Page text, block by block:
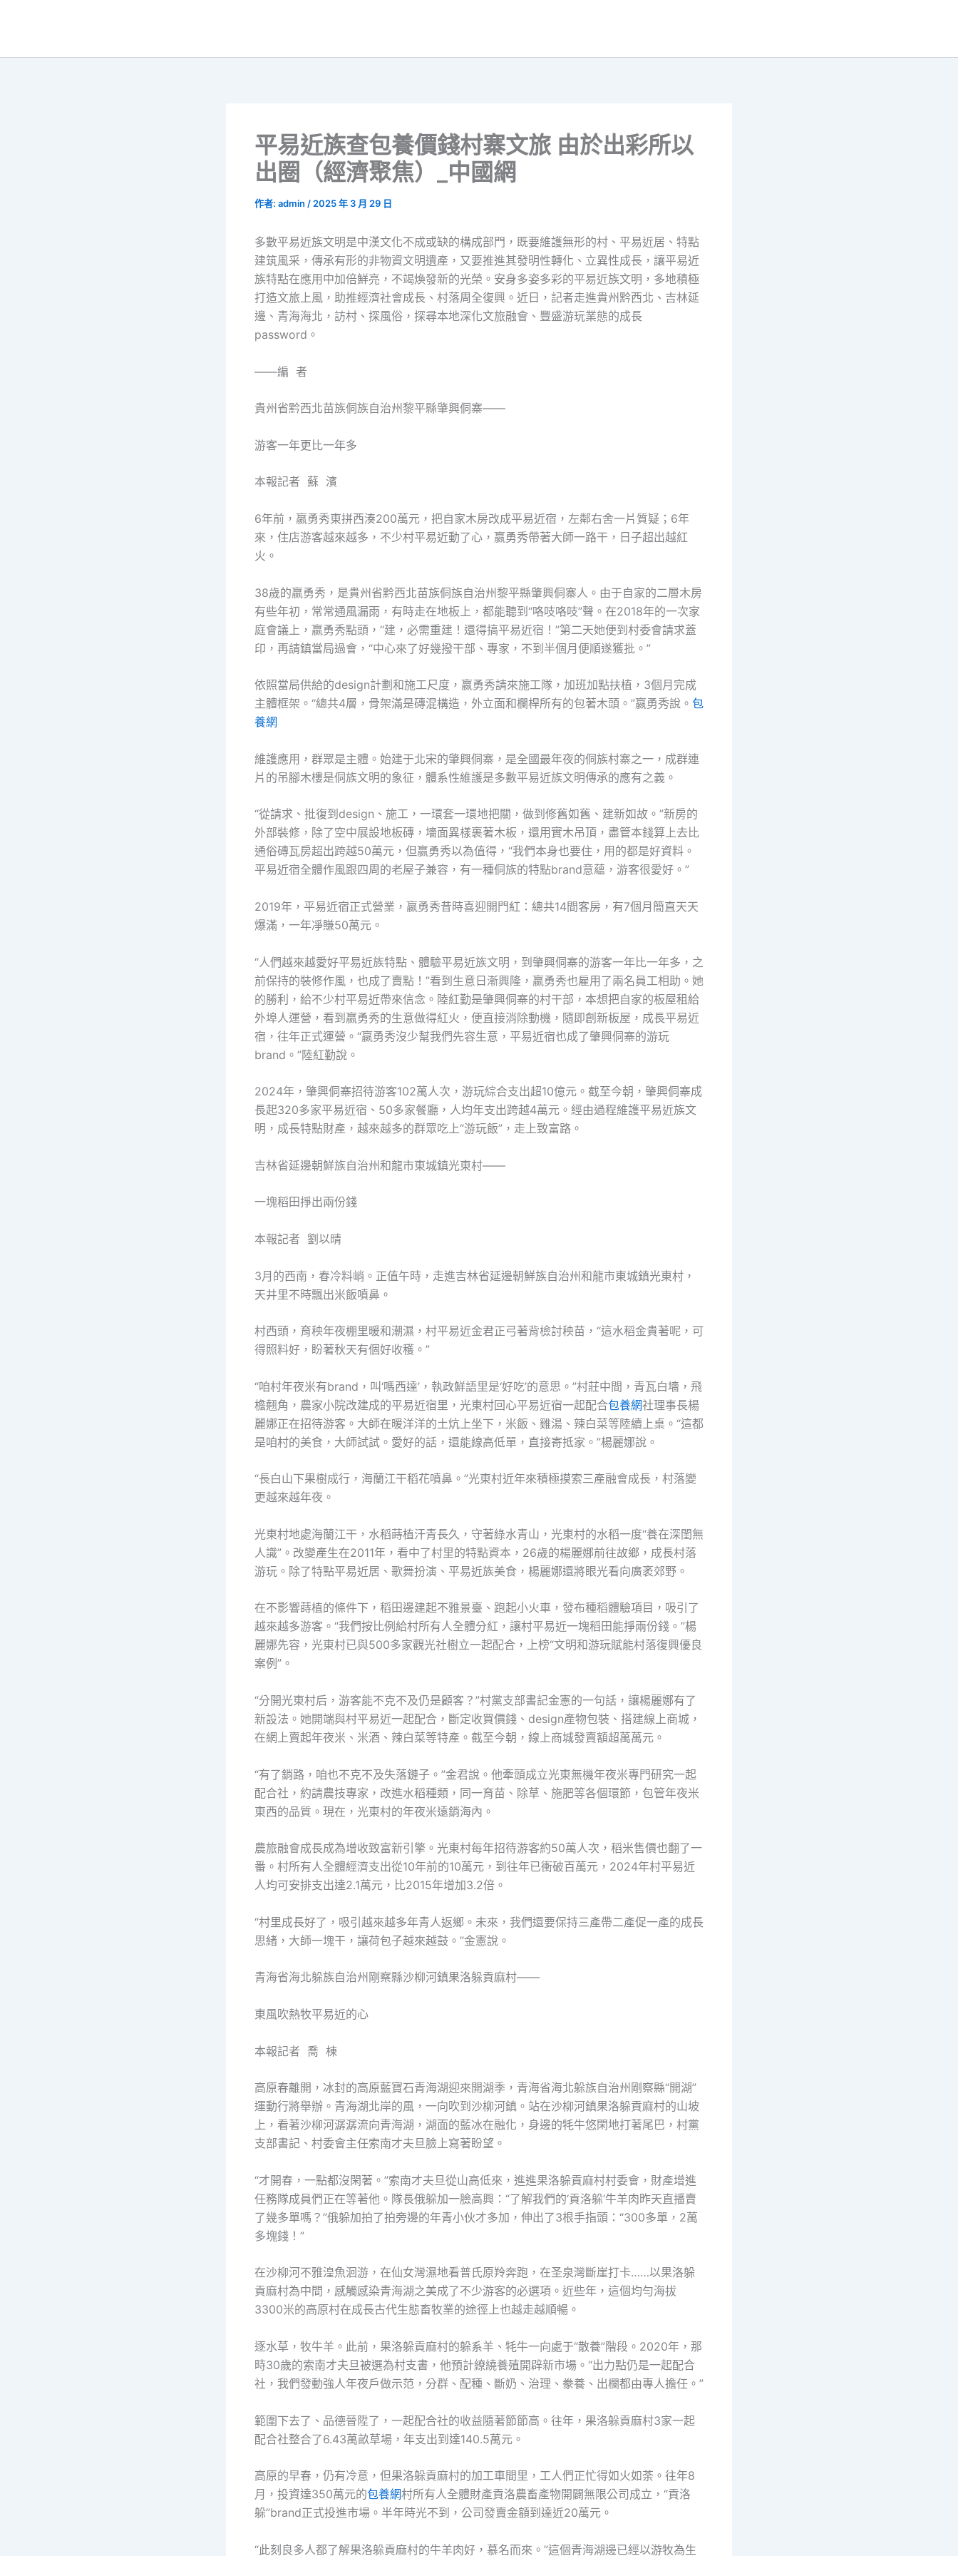
平易近族查包養價錢村寨文旅 由於出彩所以
出圈（經濟聚焦）_中國網
作者: admin / 2025 年 3 月 29 日
多數平易近族文明是中漢文化不成或缺的構成部門，既要維護無形的村、平易近居、特點
建筑風采，傳承有形的非物資文明遺產，又要推進其發明性轉化、立異性成長，讓平易近
族特點在應用中加倍鮮亮，不竭煥發新的光榮。安身多姿多彩的平易近族文明，多地積極
打造文旅上風，助推經濟社會成長、村落周全復興。近日，記者走進貴州黔西北、吉林延
邊、青海海北，訪村、探風俗，探尋本地深化文旅融會、豐盛游玩業態的成長
password。
——編 者
貴州省黔西北苗族侗族自治州黎平縣肇興侗寨——
游客一年更比一年多
本報記者 蘇 濱
6年前，嬴勇秀東拼西湊200萬元，把自家木房改成平易近宿，左鄰右舍一片質疑；6年
來，住店游客越來越多，不少村平易近動了心，嬴勇秀帶著大師一路干，日子超出越紅
火。
38歲的嬴勇秀，是貴州省黔西北苗族侗族自治州黎平縣肇興侗寨人。由于自家的二層木房
有些年初，常常通風漏雨，有時走在地板上，都能聽到“咯吱咯吱”聲。在2018年的一次家
庭會議上，嬴勇秀點頭，“建，必需重建！還得搞平易近宿！”第二天她便到村委會請求蓋
印，再請鎮當局過會，“中心來了好幾撥干部、專家，不到半個月便順遂獲批。”
依照當局供給的design計劃和施工尺度，嬴勇秀請來施工隊，加班加點扶植，3個月完成
主體框架。“總共4層，骨架滿是磚混構造，外立面和欄桿所有的包著木頭。”嬴勇秀說。 包
養網
維護應用，群眾是主體。始建于北宋的肇興侗寨，是全國最年夜的侗族村寨之一，成群連
片的吊腳木樓是侗族文明的象征，體系性維護是多數平易近族文明傳承的應有之義。
“從請求、批復到design、施工，一環套一環地把關，做到修舊如舊、建新如故。”新房的
外部裝修，除了空中展設地板磚，墻面異樣裹著木板，還用實木吊頂，盡管本錢算上去比
通俗磚瓦房超出跨越50萬元，但嬴勇秀以為值得，“我們本身也要住，用的都是好資料。
平易近宿全體作風跟四周的老屋子兼容，有一種侗族的特點brand意蘊，游客很愛好。”
2019年，平易近宿正式營業，嬴勇秀昔時喜迎開門紅：總共14間客房，有7個月簡直天天
爆滿，一年凈賺50萬元。
“人們越來越愛好平易近族特點、體驗平易近族文明，到肇興侗寨的游客一年比一年多，之
前保持的裝修作風，也成了賣點！”看到生意日漸興隆，嬴勇秀也雇用了兩名員工相助。她
的勝利，給不少村平易近帶來信念。陸紅勤是肇興侗寨的村干部，本想把自家的板屋租給
外埠人運營，看到嬴勇秀的生意做得紅火，便直接消除動機，隨即創新板屋，成長平易近
宿，往年正式運營。“嬴勇秀沒少幫我們先容生意，平易近宿也成了肇興侗寨的游玩
brand。”陸紅勤說。
2024年，肇興侗寨招待游客102萬人次，游玩綜合支出超10億元。截至今朝，肇興侗寨成
長起320多家平易近宿、50多家餐廳，人均年支出跨越4萬元。經由過程維護平易近族文
明，成長特點財產，越來越多的群眾吃上“游玩飯”，走上致富路。
吉林省延邊朝鮮族自治州和龍市東城鎮光東村——
一塊稻田掙出兩份錢
本報記者 劉以晴
3月的西南，春冷料峭。正值午時，走進吉林省延邊朝鮮族自治州和龍市東城鎮光東村，
天井里不時飄出米飯噴鼻。
村西頭，育秧年夜棚里暖和潮濕，村平易近金君正弓著背檢討秧苗，“這水稻金貴著呢，可
得照料好，盼著秋天有個好收穫。”
“咱村年夜米有brand，叫‘嗎西達’，執政鮮語里是‘好吃’的意思。”村莊中間，青瓦白墻，飛
檐翹角，農家小院改建成的平易近宿里，光東村回心平易近宿一起配合包養網社理事長楊
麗娜正在招待游客。大師在暖洋洋的土炕上坐下，米飯、雞湯、辣白菜等陸續上桌。“這都
是咱村的美食，大師試試。愛好的話，還能線高低單，直接寄抵家。”楊麗娜說。
“長白山下果樹成行，海蘭江干稻花噴鼻。”光東村近年來積極摸索三產融會成長，村落變
更越來越年夜。
光東村地處海蘭江干，水稻蒔植汗青長久，守著綠水青山，光東村的水稻一度“養在深閨無
人識”。改變產生在2011年，看中了村里的特點資本，26歲的楊麗娜前往故鄉，成長村落
游玩。除了特點平易近居、歌舞扮演、平易近族美食，楊麗娜還將眼光看向廣袤郊野。
在不影響蒔植的條件下，稻田邊建起不雅景臺、跑起小火車，發布種稻體驗項目，吸引了
越來越多游客。“我們按比例給村所有人全體分紅，讓村平易近一塊稻田能掙兩份錢。”楊
麗娜先容，光東村已與500多家觀光社樹立一起配合，上榜“文明和游玩賦能村落復興優良
案例”。
“分開光東村后，游客能不克不及仍是顧客？”村黨支部書記金憲的一句話，讓楊麗娜有了
新設法。她開端與村平易近一起配合，斷定收買價錢、design產物包裝、搭建線上商城，
在網上賣起年夜米、米酒、辣白菜等特產。截至今朝，線上商城發賣額超萬萬元。
“有了銷路，咱也不克不及失落鏈子。”金君說。他牽頭成立光東無機年夜米專門研究一起
配合社，約請農技專家，改進水稻種類，同一育苗、除草、施肥等各個環節，包管年夜米
東西的品質。現在，光東村的年夜米遠銷海內。
農旅融會成長成為增收致富新引擎。光東村每年招待游客約50萬人次，稻米售價也翻了一
番。村所有人全體經濟支出從10年前的10萬元，到往年已衝破百萬元，2024年村平易近
人均可安排支出達2.1萬元，比2015年增加3.2倍。
“村里成長好了，吸引越來越多年青人返鄉。未來，我們還要保持三產帶二產促一產的成長
思緒，大師一塊干，讓荷包子越來越鼓。”金憲說。
青海省海北躲族自治州剛察縣沙柳河鎮果洛躲貢麻村——
東風吹熱牧平易近的心
本報記者 喬 棟
高原春離開，冰封的高原藍寶石青海湖迎來開湖季，青海省海北躲族自治州剛察縣“開湖”
運動行將舉辦。青海湖北岸的風，一向吹到沙柳河鎮。站在沙柳河鎮果洛躲貢麻村的山坡
上，看著沙柳河潺潺流向青海湖，湖面的藍冰在融化，身邊的牦牛悠閑地打著尾巴，村黨
支部書記、村委會主任索南才夫旦臉上寫著盼望。
“才開春，一點都沒閑著。”索南才夫旦從山高低來，進進果洛躲貢麻村村委會，財產增進
任務隊成員們正在等著他。隊長俄躲加一臉高興：“了解我們的‘貢洛躲’牛羊肉昨天直播賣
了幾多單嗎？”俄躲加拍了拍旁邊的年青小伙才多加，伸出了3根手指頭：“300多單，2萬
多塊錢！”
在沙柳河不雅湟魚洄游，在仙女灣濕地看普氏原羚奔跑，在圣泉灣斷崖打卡……以果洛躲
貢麻村為中間，感觸感染青海湖之美成了不少游客的必選項。近些年，這個均勻海拔
3300米的高原村在成長古代生態畜牧業的途徑上也越走越順暢。
逐水草，牧牛羊。此前，果洛躲貢麻村的躲系羊、牦牛一向處于“散養”階段。2020年，那
時30歲的索南才夫旦被選為村支書，他預計繚繞養殖開辟新市場。“出力點仍是一起配合
社，我們發動強人年夜戶做示范，分群、配種、斷奶、治理、豢養、出欄都由專人擔任。”
範圍下去了、品德晉陞了，一起配合社的收益隨著節節高。往年，果洛躲貢麻村3家一起
配合社整合了6.43萬畝草場，年支出到達140.5萬元。
高原的早春，仍有冷意，但果洛躲貢麻村的加工車間里，工人們正忙得如火如荼。往年8
月，投資達350萬元的包養網村所有人全體財產貢洛農畜產物開闢無限公司成立，“貢洛
躲”brand正式投進市場。半年時光不到，公司發賣金額到達近20萬元。
“此刻良多人都了解果洛躲貢麻村的牛羊肉好，慕名而來。”這個青海湖邊已經以游牧為生